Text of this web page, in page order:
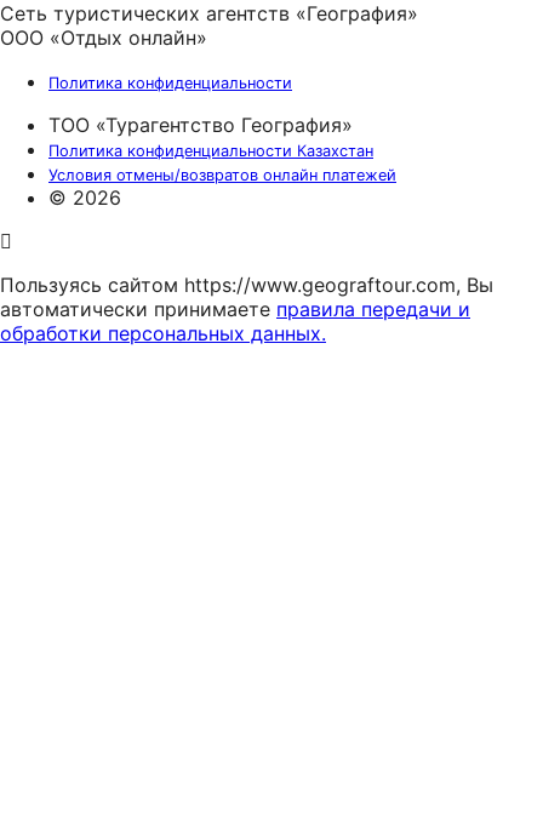
Сеть туристических агентств «География»
ООО «Отдых онлайн»
Политика конфиденциальности
ТОО «Турагентство География»
Политика конфиденциальности Казахстан
Условия отмены/возвратов онлайн платежей
© 2026
Пользуясь сайтом https://www.geograftour.com, Вы
автоматически принимаете правила передачи и
обработки персональных данных.